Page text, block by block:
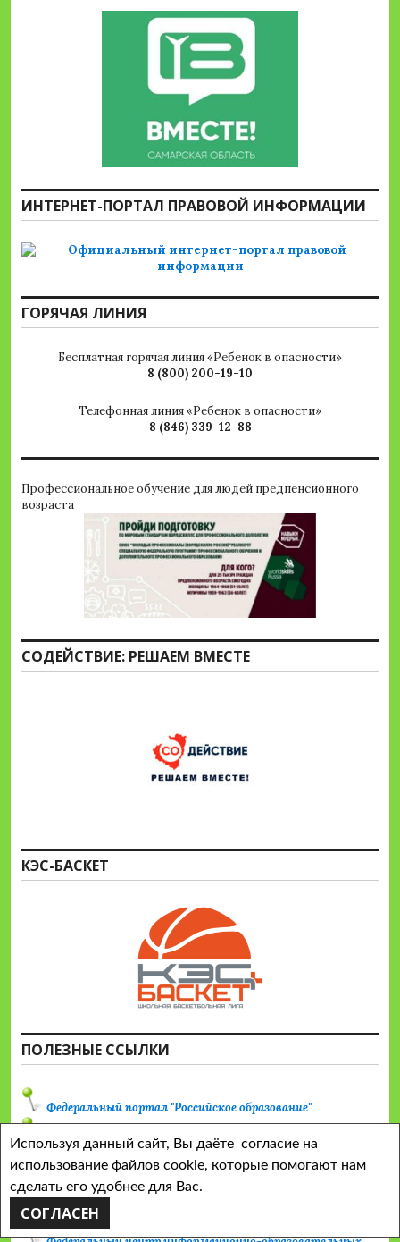
ИНТЕРНЕТ-ПОРТАЛ ПРАВОВОЙ ИНФОРМАЦИИ
ГОРЯЧАЯ ЛИНИЯ
Бесплатная горячая линия «Ребенок в опасности»
8 (800) 200-19-10
Телефонная линия «Ребенок в опасности»
8 (846) 339-12-88
Профессиональное обучение для людей предпенсионного
возраста
СОДЕЙСТВИЕ: РЕШАЕМ ВМЕСТЕ
КЭС-БАСКЕТ
ПОЛЕЗНЫЕ ССЫЛКИ
Федеральный портал "Российское образование"
Официальный сайт ГМУ
Информационная система "Единое окно доступа к
образовательным ресурсам"
Единая коллекция цифровых образовательных ресурсов
Используя данный сайт, Вы даёте согласие на
использование файлов cookie, которые помогают нам
сделать его удобнее для Вас.
СОГЛАСЕН